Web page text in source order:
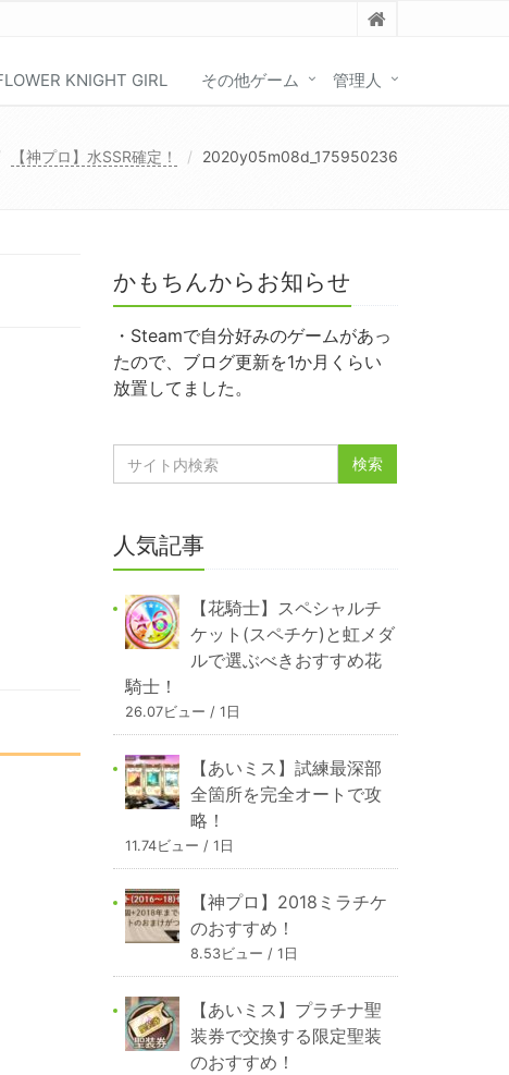
KNIGHT GIRL その他ゲーム 管理人
【神プロ】水SSR確定！ 2020y05m08d_175950236
かもちんからお知らせ
・Steamで自分好みのゲームがあっ
たので、ブログ更新を1か月くらい
放置してました。
人気記事
【花騎士】スペシャルチ
ケット(スペチケ)と虹メダ
ルで選ぶべきおすすめ花
騎士！
26.07ビュー / 1日
【あいミス】試練最深部
全箇所を完全オートで攻
略！
11.74ビュー / 1日
【神プロ】2018ミラチケ
のおすすめ！
8.53ビュー / 1日
【あいミス】プラチナ聖
装券で交換する限定聖装
のおすすめ！